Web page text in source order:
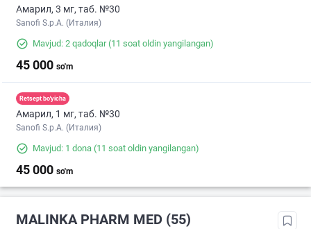
Амарил, 3 мг, таб. №30
Sanofi S.p.A. (Италия)
Mavjud: 2 qadoqlar(11 soat oldin yangilangan)
45 000 so'm
Retsept bo'yicha
Амарил, 1 мг, таб. №30
Sanofi S.p.A. (Италия)
Mavjud: 1 dona (11 soat oldin yangilangan)
45 000 so'm
MALINKA PHARM MED (55)